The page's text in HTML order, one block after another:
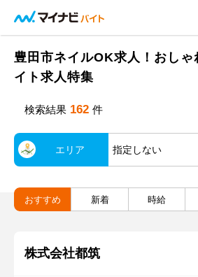
豊田市ネイルOK求人！おしゃ
イト求人特集
検索結果 162 件
エリア 指定しない
おすすめ 新着 時給
株式会社都筑